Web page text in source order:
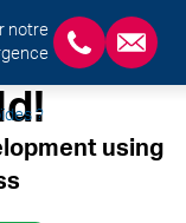
notre
+3243554120
?
using